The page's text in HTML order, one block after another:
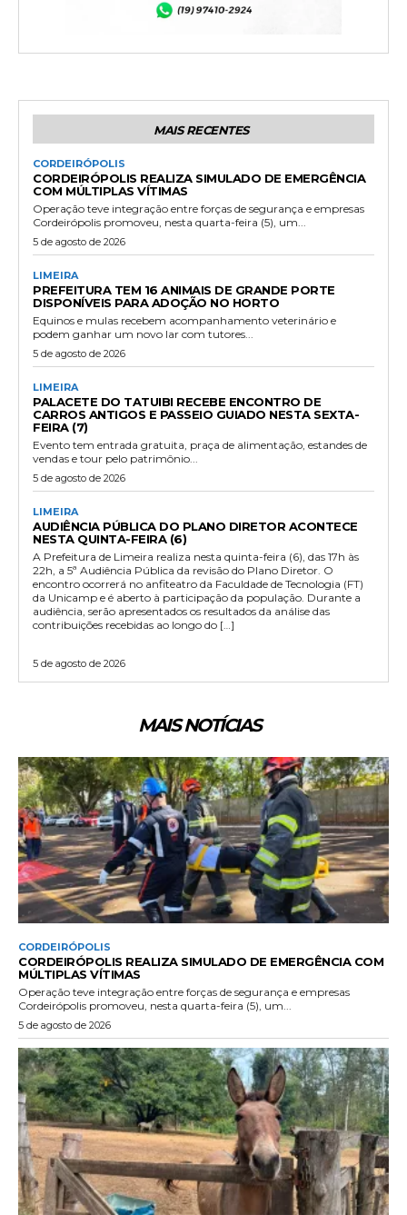
MAIS RECENTES
CORDEIRÓPOLIS
CORDEIRÓPOLIS REALIZA SIMULADO DE EMERGÊNCIA
COM MÚLTIPLAS VÍTIMAS
Operação teve integração entre forças de segurança e empresas
Cordeirópolis promoveu, nesta quarta-feira (5), um...
5 de agosto de 2026
LIMEIRA
PREFEITURA TEM 16 ANIMAIS DE GRANDE PORTE
DISPONÍVEIS PARA ADOÇÃO NO HORTO
Equinos e mulas recebem acompanhamento veterinário e
podem ganhar um novo lar com tutores...
5 de agosto de 2026
LIMEIRA
PALACETE DO TATUIBI RECEBE ENCONTRO DE
CARROS ANTIGOS E PASSEIO GUIADO NESTA SEXTA-
FEIRA (7)
Evento tem entrada gratuita, praça de alimentação, estandes de
vendas e tour pelo patrimônio...
5 de agosto de 2026
LIMEIRA
AUDIÊNCIA PÚBLICA DO PLANO DIRETOR ACONTECE
NESTA QUINTA-FEIRA (6)
A Prefeitura de Limeira realiza nesta quinta-feira (6), das 17h às
22h, a 5ª Audiência Pública da revisão do Plano Diretor. O
encontro ocorrerá no anfiteatro da Faculdade de Tecnologia (FT)
da Unicamp e é aberto à participação da população. Durante a
audiência, serão apresentados os resultados da análise das
contribuições recebidas ao longo do […]
5 de agosto de 2026
MAIS NOTÍCIAS
CORDEIRÓPOLIS
CORDEIRÓPOLIS REALIZA SIMULADO DE EMERGÊNCIA COM
MÚLTIPLAS VÍTIMAS
Operação teve integração entre forças de segurança e empresas
Cordeirópolis promoveu, nesta quarta-feira (5), um...
5 de agosto de 2026